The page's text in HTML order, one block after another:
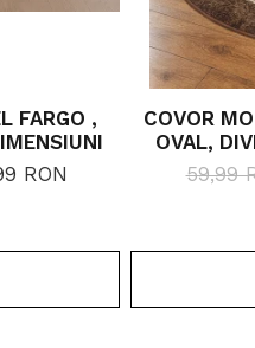
FARGO ,
RON
COVOR
OVAL,
59,99